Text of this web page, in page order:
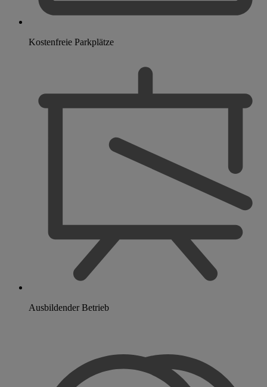
Kostenfreie Parkplätze
Ausbildender Betrieb